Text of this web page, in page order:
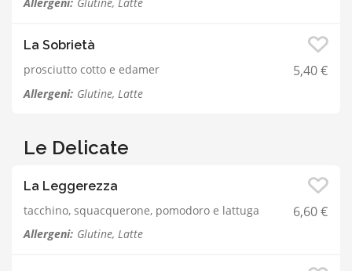
La Sobrietà
prosciutto cotto e edamer
5,40 €
Allergeni: Glutine, Latte
Le Delicate
La Leggerezza
tacchino, squacquerone, pomodoro e lattuga
6,60 €
Allergeni: Glutine, Latte